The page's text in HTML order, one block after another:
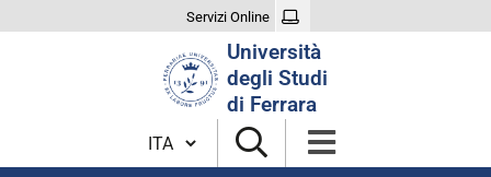
Servizi Online
Università
degli Studi
di Ferrara
Cambia lingua